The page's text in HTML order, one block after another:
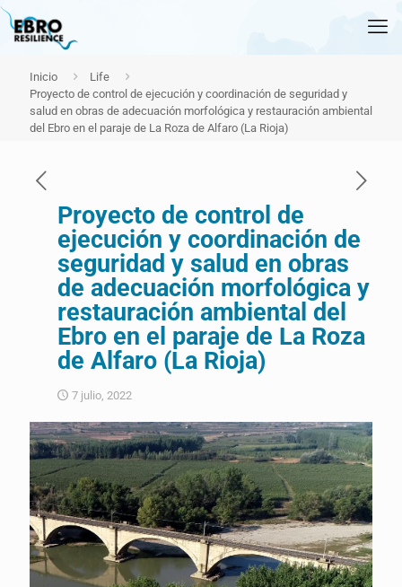
Inicio
Life
Proyecto de control de ejecución y coordinación de seguridad y
salud en obras de adecuación morfológica y restauración ambiental
del Ebro en el paraje de La Roza de Alfaro (La Rioja)
Proyecto de control de
ejecución y coordinación de
seguridad y salud en obras
de adecuación morfológica y
restauración ambiental del
Ebro en el paraje de La Roza
de Alfaro (La Rioja)
7 julio, 2022